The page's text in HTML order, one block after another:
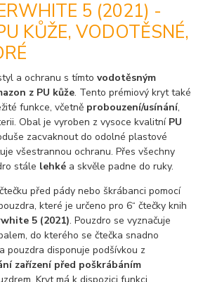
5 (2021) -
KŮŽE, VODOTĚSNÉ,
a ochranu s tímtovodotěsným
z PU kůže. Tento prémiový kryt také
funkce, včetně probouzení/usínání,
Obal je vyroben z vysoce kvalitní PU
zacvaknout do odolné plastové
všestrannou ochranu. Přes všechny
stále lehké a skvěle padne do ruky.
před pády nebo škrábanci pomocí
které je určeno pro 6“ čtečky knih
5 (2021). Pouzdro se vyznačuje
do kterého se čtečka snadno
pouzdra disponuje podšívkou z
zařízení před poškrábáním